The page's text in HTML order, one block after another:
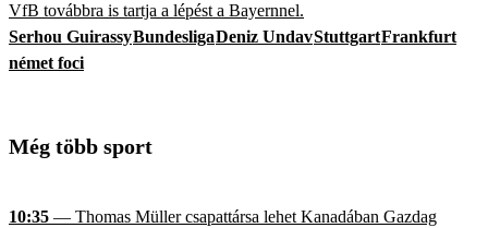
VfB továbbra is tartja a lépést a Bayernnel.
Serhou GuirassyBundesligaDeniz UndavStuttgartFrankfurt
német foci
Még több sport
10:35 — Thomas Müller csapattársa lehet Kanadában Gazdag